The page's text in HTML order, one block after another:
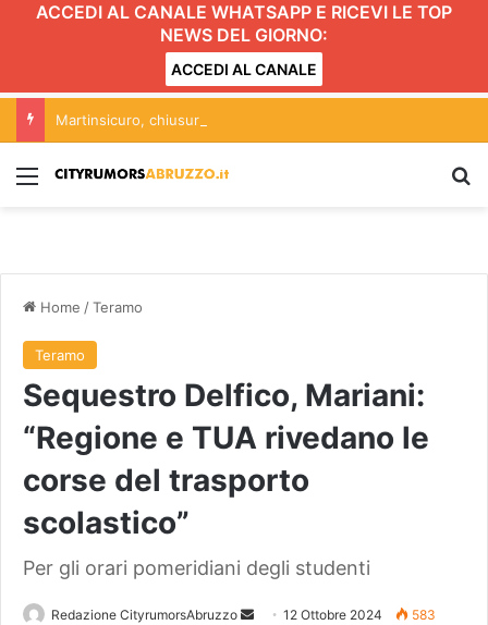
ACCEDI AL CANALE WHATSAPP E RICEVI LE TOP
NEWS DEL GIORNO:
ACCEDI AL CANALE
Menu
Home /Teramo
Teramo
Sequestro Delfico, Mariani:
“Regione e TUA rivedano le
corse del trasporto
scolastico”
Per gli orari pomeridiani degli studenti
Redazione CityrumorsAbruzzo 12 Ottobre 2024 583